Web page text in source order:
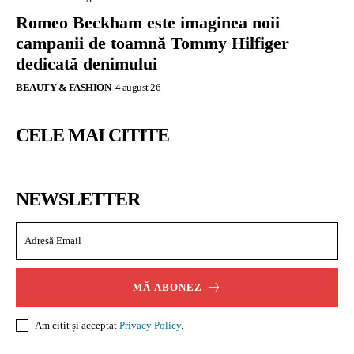
Romeo Beckham este imaginea noii
campanii de toamnă Tommy Hilfiger
dedicată denimului
BEAUTY & FASHION 4 august 26
CELE MAI CITITE
NEWSLETTER
MĂ ABONEZ
Am citit și acceptat Privacy Policy.